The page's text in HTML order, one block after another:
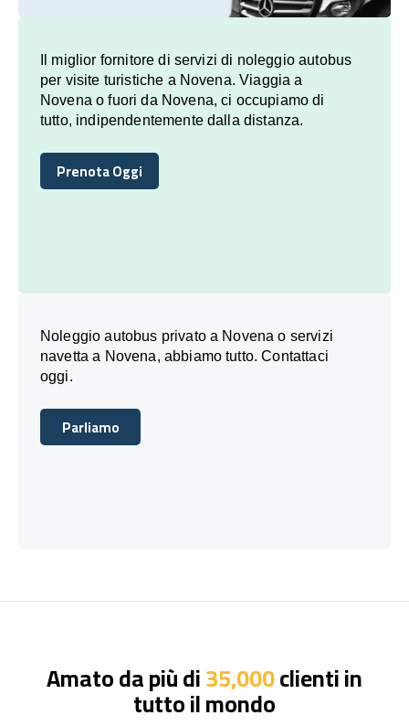
Il miglior fornitore di servizi di noleggio autobus
per visite turistiche a Novena. Viaggia a
Novena o fuori da Novena, ci occupiamo di
tutto, indipendentemente dalla distanza.
Prenota Oggi
Prenota Oggi
Noleggio autobus privato a Novena o servizi
navetta a Novena, abbiamo tutto. Contattaci
oggi.
Parliamo
Parliamo
Amato da più di35,000clienti in
tutto il mondo